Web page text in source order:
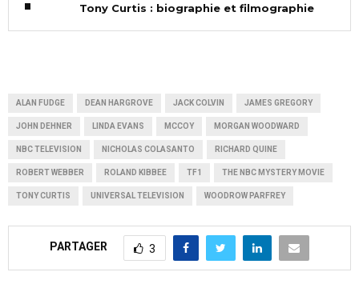
Tony Curtis : biographie et filmographie
ALAN FUDGE DEAN HARGROVE JACK COLVIN JAMES GREGORY
JOHN DEHNER LINDA EVANS MCCOY MORGAN WOODWARD
NBC TELEVISION NICHOLAS COLASANTO RICHARD QUINE
ROBERT WEBBER ROLAND KIBBEE TF1 THE NBC MYSTERY MOVIE
TONY CURTIS UNIVERSAL TELEVISION WOODROW PARFREY
PARTAGER 3